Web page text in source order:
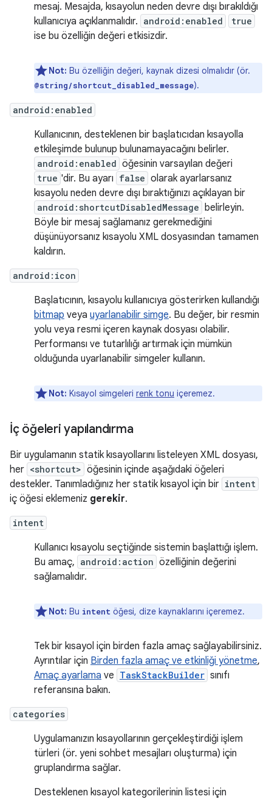
mesaj. Mesajda, kısayolun neden devre dışı bırakıldığı
kullanıcıya açıklanmalıdır. android:enabled true
ise bu özelliğin değeri etkisizdir.
Not: Bu özelliğin değeri, kaynak dizesi olmalıdır (ör.
@string/shortcut_disabled_message).
android:enabled
Kullanıcının, desteklenen bir başlatıcıdan kısayolla
etkileşimde bulunup bulunamayacağını belirler.
android:enabled öğesinin varsayılan değeri
true 'dir. Bu ayarı false olarak ayarlarsanız
kısayolu neden devre dışı bıraktığınızı açıklayan bir
android:shortcutDisabledMessage belirleyin.
Böyle bir mesaj sağlamanız gerekmediğini
düşünüyorsanız kısayolu XML dosyasından tamamen
kaldırın.
android:icon
Başlatıcının, kısayolu kullanıcıya gösterirken kullandığı
bitmap veya uyarlanabilir simge. Bu değer, bir resmin
yolu veya resmi içeren kaynak dosyası olabilir.
Performansı ve tutarlılığı artırmak için mümkün
olduğunda uyarlanabilir simgeler kullanın.
Not: Kısayol simgeleri renk tonu içeremez.
İç öğeleri yapılandırma
Bir uygulamanın statik kısayollarını listeleyen XML dosyası,
her <shortcut> öğesinin içinde aşağıdaki öğeleri
destekler. Tanımladığınız her statik kısayol için bir intent
iç öğesi eklemeniz gerekir.
intent
Kullanıcı kısayolu seçtiğinde sistemin başlattığı işlem.
Bu amaç, android:action özelliğinin değerini
sağlamalıdır.
Not: Bu intent öğesi, dize kaynaklarını içeremez.
Tek bir kısayol için birden fazla amaç sağlayabilirsiniz.
Ayrıntılar için Birden fazla amaç ve etkinliği yönetme,
Amaç ayarlama ve TaskStackBuilder sınıfı
referansına bakın.
categories
Uygulamanızın kısayollarının gerçekleştirdiği işlem
türleri (ör. yeni sohbet mesajları oluşturma) için
gruplandırma sağlar.
Desteklenen kısayol kategorilerinin listesi için